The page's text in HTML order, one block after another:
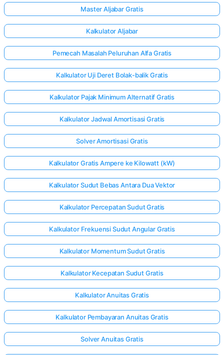
Master Aljabar Gratis
Kalkulator Aljabar
Pemecah Masalah Peluruhan Alfa Gratis
Kalkulator Uji Deret Bolak-balik Gratis
Kalkulator Pajak Minimum Alternatif Gratis
Kalkulator Jadwal Amortisasi Gratis
Solver Amortisasi Gratis
Kalkulator Gratis Ampere ke Kilowatt (kW)
Kalkulator Sudut Bebas Antara Dua Vektor
Kalkulator Percepatan Sudut Gratis
Kalkulator Frekuensi Sudut Angular Gratis
Kalkulator Momentum Sudut Gratis
Kalkulator Kecepatan Sudut Gratis
Kalkulator Anuitas Gratis
Kalkulator Pembayaran Anuitas Gratis
Solver Anuitas Gratis